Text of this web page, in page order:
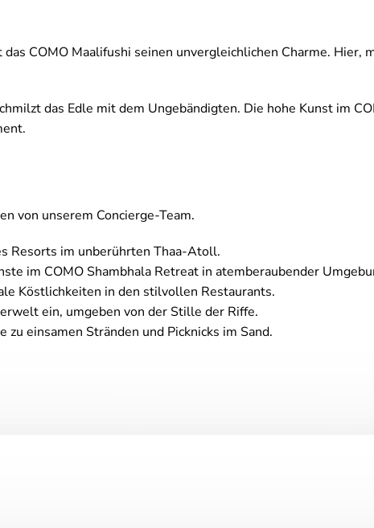
COMO Maalifushi seinen unvergleichlichen Charme. Hier,
das Edle mit dem Ungebändigten. Die hohe Kunst im
von unserem Concierge-Team.
Resorts im unberührten Thaa-Atoll.
im COMO Shambhala Retreat in atemberaubender
Köstlichkeiten in den stilvollen Restaurants.
ein, umgeben von der Stille der Riffe.
einsamen Stränden und Picknicks im Sand.